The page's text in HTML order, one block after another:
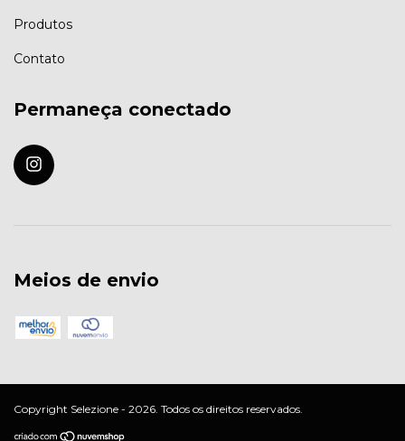
Produtos
Contato
Permaneça conectado
Meios de envio
Copyright Selezione - 2026. Todos os direitos reservados.